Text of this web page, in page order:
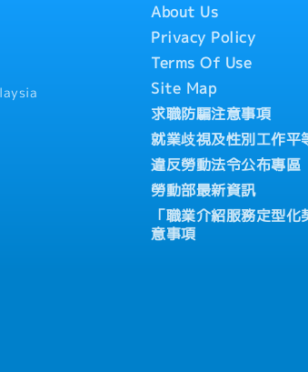
行部門教育訓練，推動團隊培育與發展・確保
職業安全、環境保護及相關法規要求・定期彙
進度、問題、風險及改善情況・其他主管交辦
月，依業績而定 ※正職員工限定
駐於客戶端的情況，公司會準備住處）
元
About Us
Privacy Policy
Terms Of Use
Site Map
求職防騙注意事項
就業歧視及性別工作平
違反勞動法令公布專區
勞動部最新資訊
「職業介紹服務定型
意事項